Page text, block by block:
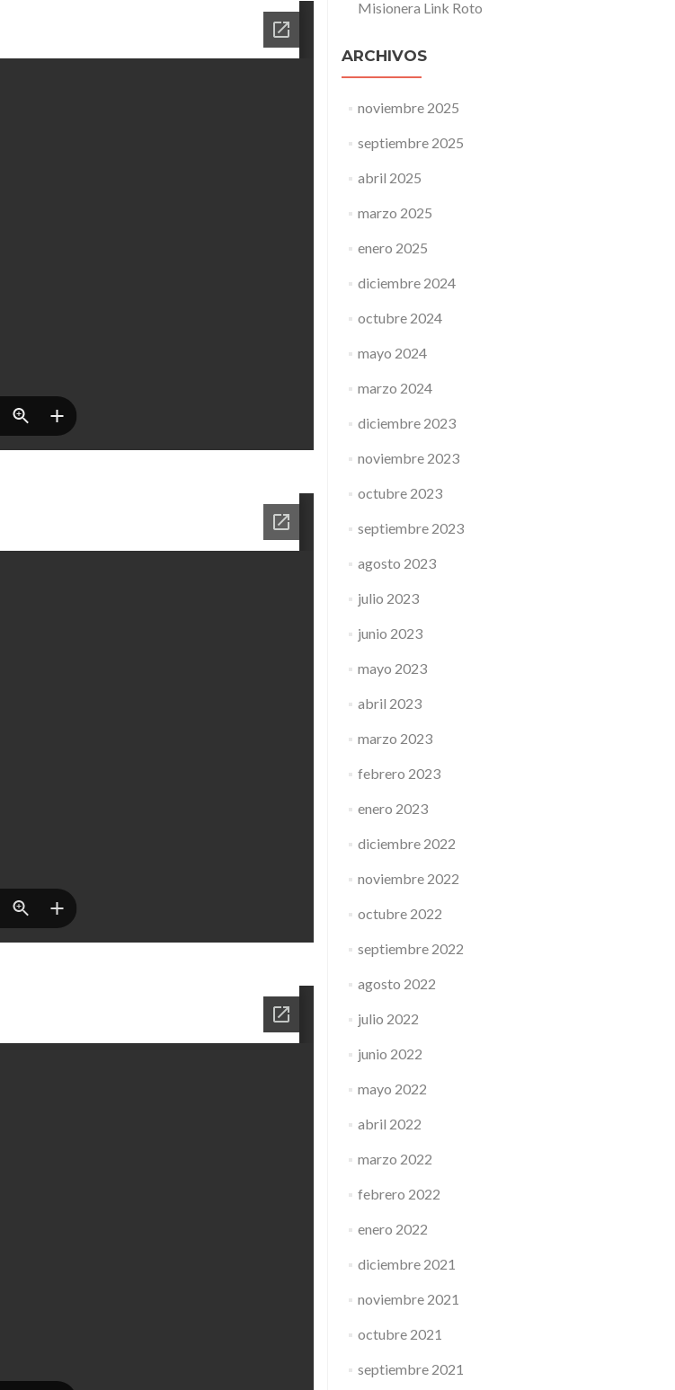
Misionera Link Roto
ARCHIVOS
noviembre 2025
septiembre 2025
abril 2025
marzo 2025
enero 2025
diciembre 2024
octubre 2024
mayo 2024
marzo 2024
diciembre 2023
noviembre 2023
octubre 2023
septiembre 2023
agosto 2023
julio 2023
junio 2023
mayo 2023
abril 2023
marzo 2023
febrero 2023
enero 2023
diciembre 2022
noviembre 2022
octubre 2022
septiembre 2022
agosto 2022
julio 2022
junio 2022
mayo 2022
abril 2022
marzo 2022
febrero 2022
enero 2022
diciembre 2021
noviembre 2021
octubre 2021
septiembre 2021